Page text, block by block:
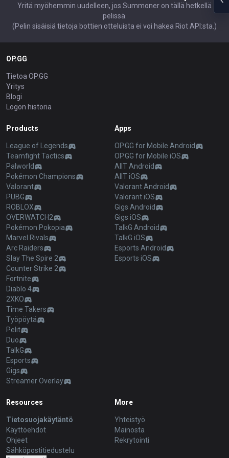
Yritä myöhemmin uudelleen, jos Summoner on tällä hetkellä
pelissä.
(Pelin sisäisiä tietoja bottien otteluista ei voi hakea Riot API:sta.)
OP.GG
Tietoa OP.GG
Yritys
Blogi
Logon historia
Products
League of Legends
Teamfight Tactics
Palworld
Pokémon Champions
Valorant
PUBG
ROBLOX
OVERWATCH2
Pokémon Pokopia
Marvel Rivals
Arc Raiders
Slay The Spire 2
Counter Strike 2
Fortnite
Diablo 4
2XKO
Time Takers
Työpöytä
Pelit
Duo
TalkG
Esports
Gigs
Streamer Overlay
Apps
OP.GG for Mobile Android
OP.GG for Mobile iOS
AllT Android
AllT iOS
Valorant Android
Valorant iOS
Gigs Android
Gigs iOS
TalkG Android
TalkG iOS
Esports Android
Esports iOS
Resources
Tietosuojakäytäntö
Käyttöehdot
Ohjeet
Sähköpostitiedustelu
More
Yhteistyö
Mainosta
Rekrytointi